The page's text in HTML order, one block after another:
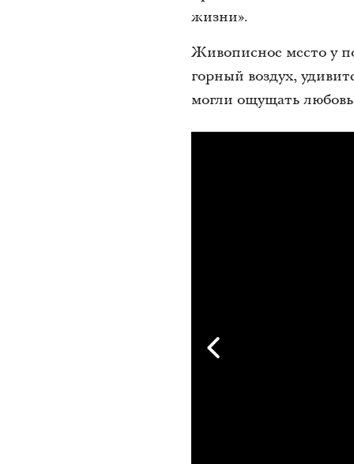
жизни».
Живописное место у
горный воздух,
могли ощущать